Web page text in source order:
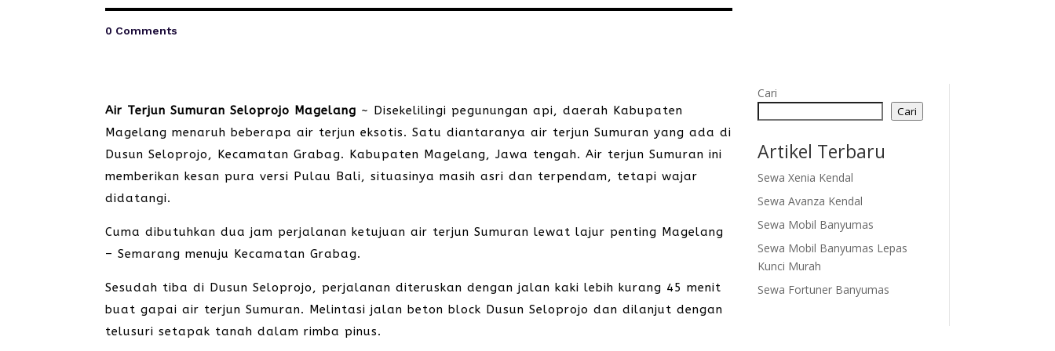
0 Comments
Air Terjun Sumuran Seloprojo Magelang ~ Disekelilingi pegunungan api, daerah Kabupaten
Magelang menaruh beberapa air terjun eksotis. Satu diantaranya air terjun Sumuran yang ada di
Dusun Seloprojo, Kecamatan Grabag. Kabupaten Magelang, Jawa tengah. Air terjun Sumuran ini
memberikan kesan pura versi Pulau Bali, situasinya masih asri dan terpendam, tetapi wajar
didatangi.
Cuma dibutuhkan dua jam perjalanan ketujuan air terjun Sumuran lewat lajur penting Magelang
– Semarang menuju Kecamatan Grabag.
Sesudah tiba di Dusun Seloprojo, perjalanan diteruskan dengan jalan kaki lebih kurang 45 menit
buat gapai air terjun Sumuran. Melintasi jalan beton block Dusun Seloprojo dan dilanjut dengan
telusuri setapak tanah dalam rimba pinus.
Cari
Cari
Artikel Terbaru
Sewa Xenia Kendal
Sewa Avanza Kendal
Sewa Mobil Banyumas
Sewa Mobil Banyumas Lepas
Kunci Murah
Sewa Fortuner Banyumas